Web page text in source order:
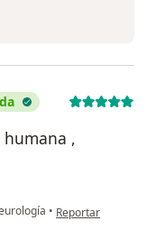
,
• en opinión del
Reportar